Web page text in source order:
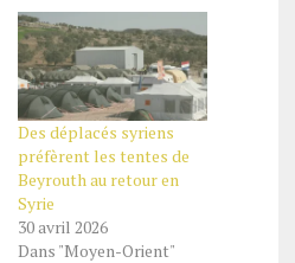
Des déplacés syriens
préfèrent les tentes de
Beyrouth au retour en
Syrie
30 avril 2026
Dans "Moyen-Orient"